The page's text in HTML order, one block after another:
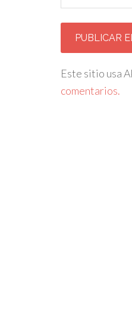
Este sitio usa
comentarios.